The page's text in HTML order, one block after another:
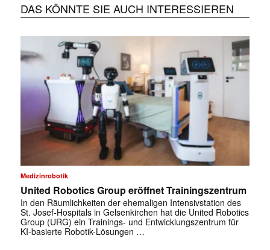
DAS KÖNNTE SIE AUCH INTERESSIEREN
Medizinrobotik
United Robotics Group eröffnet Trainingszentrum
In den Räumlichkeiten der ehemaligen Intensivstation des
St. Josef-Hospitals in Gelsenkirchen hat die United Robotics
Group (URG) ein Trainings- und Entwicklungszentrum für
KI-basierte Robotik-Lösungen …